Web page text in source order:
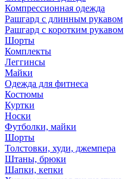
Компрессионная одежда
Рашгард с длинным рукавом
Рашгард с коротким рукавом
Шорты
Комплекты
Леггинсы
Майки
Одежда для фитнеса
Костюмы
Куртки
Носки
Футболки, майки
Шорты
Толстовки, худи, джемпера
Штаны, брюки
Шапки, кепки